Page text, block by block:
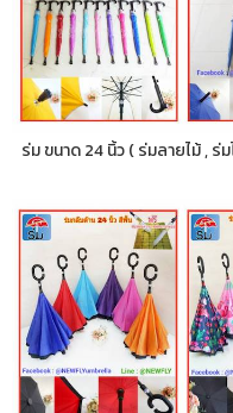
ร่ม ขนาด 24 นิ้ว ( ร่มลายไม้ , ร่